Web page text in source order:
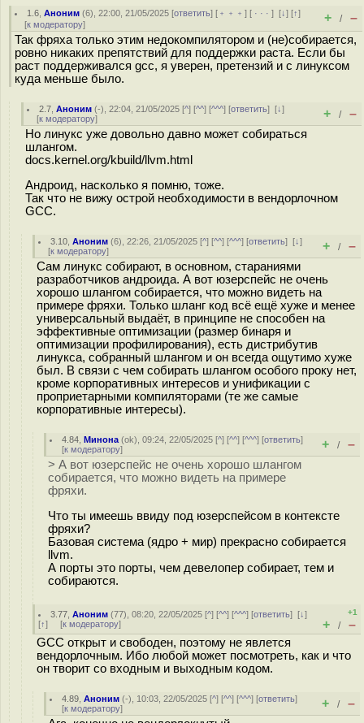
1.6 ,Аноним (6), 22:00, 21/05/2025 [ответить] [ ﹢﹢﹢] [ · · ·][↓] [↑]
[к модератору] + / –
Так фряха только этим недокомпилятором и (не)собирается,
ровно никаких препятствий для поддержки раста. Если бы
раст поддерживался gcc, я уверен, претензий и с линуксом
куда меньше было.
2.7 ,Аноним (-), 22:04, 21/05/2025 [^] [^^] [^^^] [ответить][↓]
[к модератору] + / –
Но линукс уже довольно давно может собираться
шлангом.
docs.kernel.org/kbuild/llvm.html
Андроид, насколько я помню, тоже.
Так что не вижу острой необходимости в вендорлочном
GCC.
3.10 ,Аноним (6), 22:26, 21/05/2025 [^] [^^] [^^^] [ответить][↓]
[к модератору] + / –
Сам линукс собирают, в основном, стараниями
разработчиков андроида. А вот юзерспейс не очень
хорошо шлангом собирается, что можно видеть на
примере фряхи. Только шланг код всё ещё хуже и менее
универсальный выдаёт, в принципе не способен на
эффективные оптимизации (размер бинаря и
оптимизации профилирования), есть дистрибутив
линукса, собранный шлангом и он всегда ощутимо хуже
был. В связи с чем собирать шлангом особого проку нет,
кроме корпоративных интересов и унификации с
проприетарными компиляторами (те же самые
корпоративные интересы).
4.84 ,Минона (ok), 09:24, 22/05/2025 [^] [^^] [^^^] [ответить]
[к модератору] + / –
> А вот юзерспейс не очень хорошо шлангом
собирается, что можно видеть на примере
фряхи.
Что ты имеешь ввиду под юзерспейсом в контексте
фряхи?
Базовая система (ядро + мир) прекрасно собирается
llvm.
А порты это порты, чем девелопер собирает, тем и
собираются.
3.77 ,Аноним (77), 08:20, 22/05/2025 [^] [^^] [^^^] [ответить][↓]
[↑] [к модератору]
+1
+ / –
GCC открыт и свободен, поэтому не явлется
вендорлочным. Ибо любой может посмотреть, как и что
он творит со входным и выходным кодом.
4.89 ,Аноним (-), 10:03, 22/05/2025 [^] [^^] [^^^] [ответить]
[к модератору] + / –